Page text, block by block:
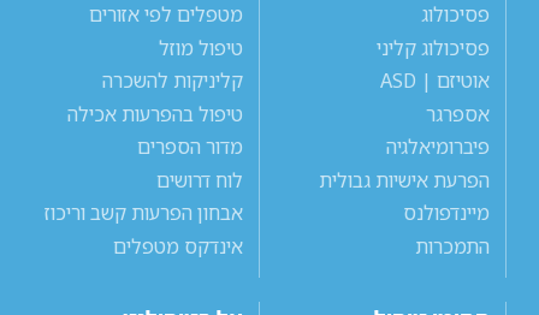
פסיכולוג
פסיכולוג קליני
אוטיזם | ASD
אספרגר
פיברומיאלגיה
הפרעת אישיות גבולית
מיינדפולנס
התמכרות
מטפלים לפי אזורים
טיפול מוזל
קליניקות להשכרה
טיפול בהפרעות אכילה
מדור הספרים
לוח דרושים
אבחון הפרעות קשב וריכוז
אינדקס מטפלים